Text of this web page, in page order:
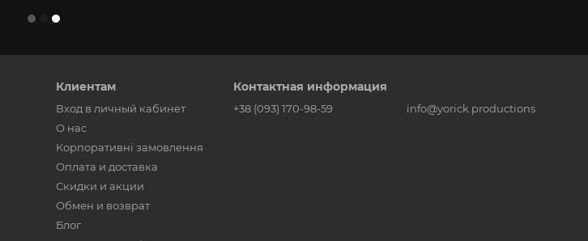
Клиентам
Вход в личный кабинет
О нас
Корпоративні замовлення
Оплата и доставка
Скидки и акции
Обмен и возврат
Блог
Контактная информация
+38 (093) 170-98-59 info@yorick.productions